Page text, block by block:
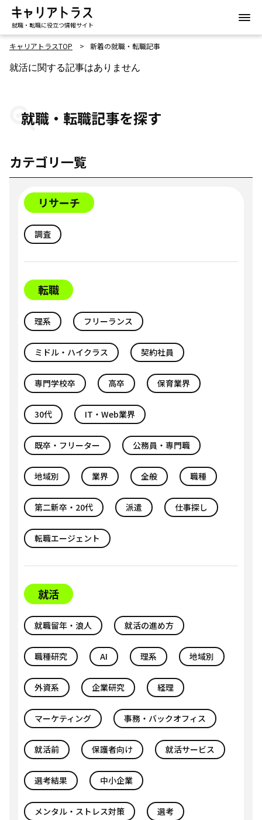
就職・転職に役立つ情報サイト
キャリアトラスTOP 新着の就職・転職記事
就活に関する記事はありません
就職・転職記事を探す
カテゴリ一覧
リサーチ
調査
転職
理系 フリーランス
ミドル・ハイクラス 契約社員
専門学校卒 高卒 保育業界
30代 IT・Web業界
既卒・フリーター 公務員・専門職
地域別 業界 全般 職種
第二新卒・20代 派遣 仕事探し
転職エージェント
就活
就職留年・浪人 就活の進め方
職種研究 AI 理系 地域別
外資系 企業研究 経理
マーケティング 事務・バックオフィス
就活前 保護者向け 就活サービス
選考結果 中小企業
メンタル・ストレス対策 選考